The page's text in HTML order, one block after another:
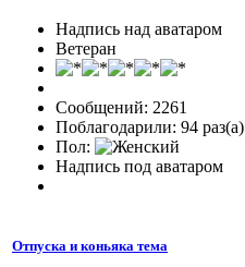
Надпись над аватаром
Ветеран
Сообщений: 2261
Поблагодарили: 94 раз(а)
Пол:
Надпись под аватаром
Отпуска и коньяка тема